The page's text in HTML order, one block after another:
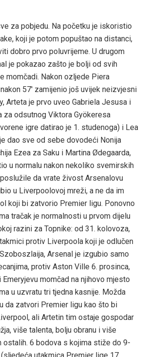
za pobjedu. Na početku je iskoristio
koji je potom popuštao na distanci,
dobro prvo poluvrijeme. U drugom
je pokazao zašto je bolji od svih
momčadi. Nakon ozljede Piera
57′ zamijenio još uvijek neizvjesni
Arteta je prvo uveo Gabriela Jesusa i
za odsutnog Viktora Gyökeresa
igre datirao je 1. studenoga) i Lea
dao sve od sebe dovodeći Nonija
Ezea za Saku i Martina Ødegaarda,
u normalu nakon nekoliko svemirskih
da vrate živost Arsenalovu
u Liverpoolovoj mreži, a ne da im
koji bi zatvorio Premier ligu. Ponovno
tračak je normalnosti u prvom dijelu
razini za Topnike: od 31. kolovoza,
protiv Liverpoola koji je odlučen
Arsenal je izgubio samo
protiv Aston Ville 6. prosinca,
momčad na njihovo mjesto
u uzvratu tri tjedna kasnije. Možda
da zatvori Premier ligu kao što bi
ali Artetin tim ostaje gospodar
više talenta, bolju obranu i više
ostalih. 6 bodova s ​​kojima stiže do 9-
utakmica Premier lige 17.